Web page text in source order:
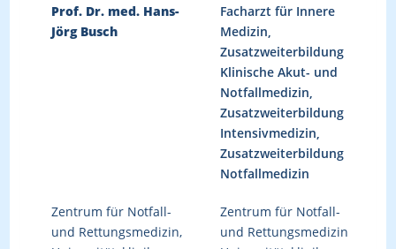
Prof. Dr. med. Hans-
Jörg Busch
Facharzt für Innere
Medizin,
Zusatzweiterbildung
Klinische Akut- und
Notfallmedizin,
Zusatzweiterbildung
Intensivmedizin,
Zusatzweiterbildung
Notfallmedizin
Zentrum für Notfall-
und Rettungsmedizin,
Zentrum für Notfall-
und Rettungsmedizin